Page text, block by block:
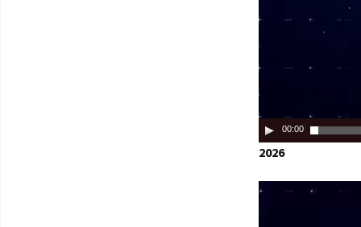
00:00
2026